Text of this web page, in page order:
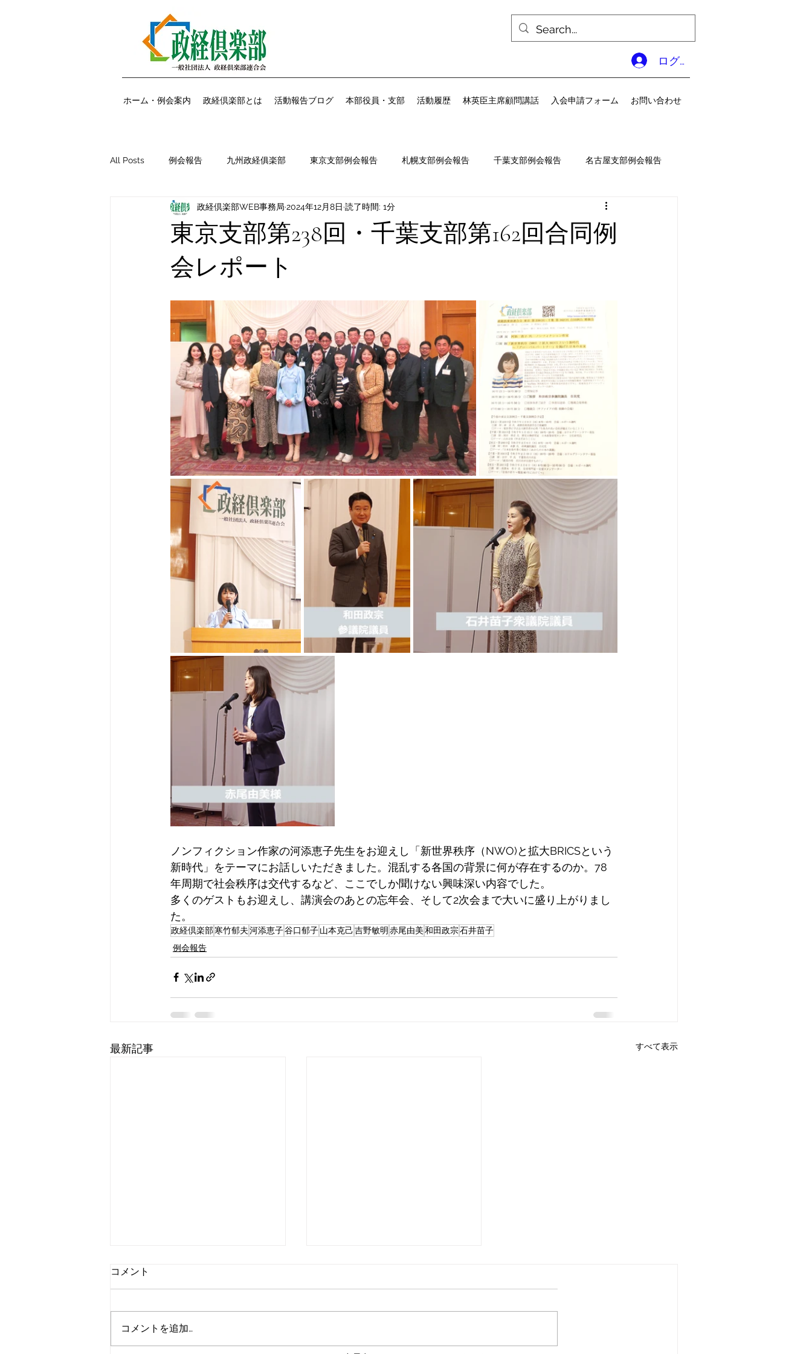
ログイン
ホーム・例会案内 政経倶楽部とは 活動報告ブログ 本部役員・支部 活動履歴 林英臣主席顧問講話 入会申請フォーム お問い合わせ
All Posts 例会報告 九州政経俱楽部 東京支部例会報告 札幌支部例会報告 千葉支部例会報告 名古屋支部例会報告
大阪支部例会報告 広島支部例会報告 九州政経倶楽部例会報告
東京支部第238回・千葉支部第162回合同例
会レポート
政経倶楽部WEB事務局 2024年12月8日 読了時間: 1分
ノンフィクション作家の河添恵子先生をお迎えし「新世界秩序（NWO)と拡大BRICSという
新時代」をテーマにお話しいただきました。混乱する各国の背景に何が存在するのか。78
年周期で社会秩序は交代するなど、ここでしか聞けない興味深い内容でした。
多くのゲストもお迎えし、講演会のあとの忘年会、そして2次会まで大いに盛り上がりまし
た。
政経倶楽部寒竹郁夫河添恵子谷口郁子山本克己吉野敏明 赤尾由美和田政宗石井苗子
例会報告
最新記事 すべて表示
コメント
コメントを追加…